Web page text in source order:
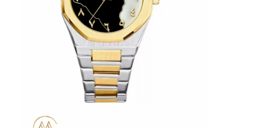
Orologio a cinghia di silicio
Lady Quartz Watch
Orologio di quarzo per uomo
Orologio di luce al quarzo